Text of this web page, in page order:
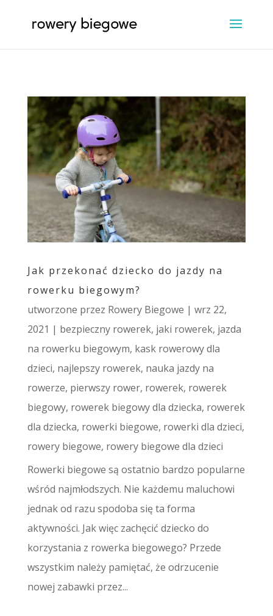
Jak przekonać dziecko do jazdy na
rowerku biegowym?
utworzone przez Rowery Biegowe | wrz 22,
2021 | bezpieczny rowerek, jaki rowerek, jazda
na rowerku biegowym, kask rowerowy dla
dzieci, najlepszy rowerek, nauka jazdy na
rowerze, pierwszy rower, rowerek, rowerek
biegowy, rowerek biegowy dla dziecka, rowerek
dla dziecka, rowerki biegowe, rowerki dla dzieci,
rowery biegowe, rowery biegowe dla dzieci
Rowerki biegowe są ostatnio bardzo popularne
wśród najmłodszych. Nie każdemu maluchowi
jednak od razu spodoba się ta forma
aktywności. Jak więc zachęcić dziecko do
korzystania z rowerka biegowego? Przede
wszystkim należy pamiętać, że odrzucenie
nowej zabawki przez...